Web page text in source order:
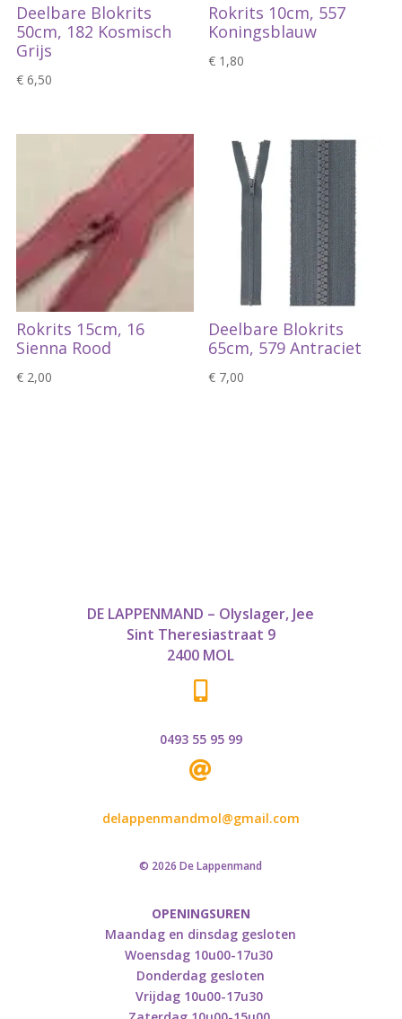
Deelbare Blokrits
50cm, 182 Kosmisch
Grijs
€6,50
Rokrits 10cm, 557
Koningsblauw
€ 1,80
Rokrits 15cm, 16
Sienna Rood
€2,00
Deelbare Blokrits
65cm, 579 Antraciet
€ 7,00
DE LAPPENMAND – Olyslager, Jee
Sint Theresiastraat 9
2400 MOL

0493 55 95 99

delappenmandmol@gmail.com
© 2026 De Lappenmand
OPENINGSUREN
Maandag en dinsdag gesloten
Woensdag 10u00-17u30
Donderdag gesloten
Vrijdag 10u00-17u30